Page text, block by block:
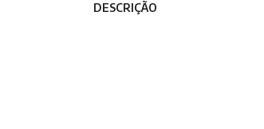
DESCRIÇÃO